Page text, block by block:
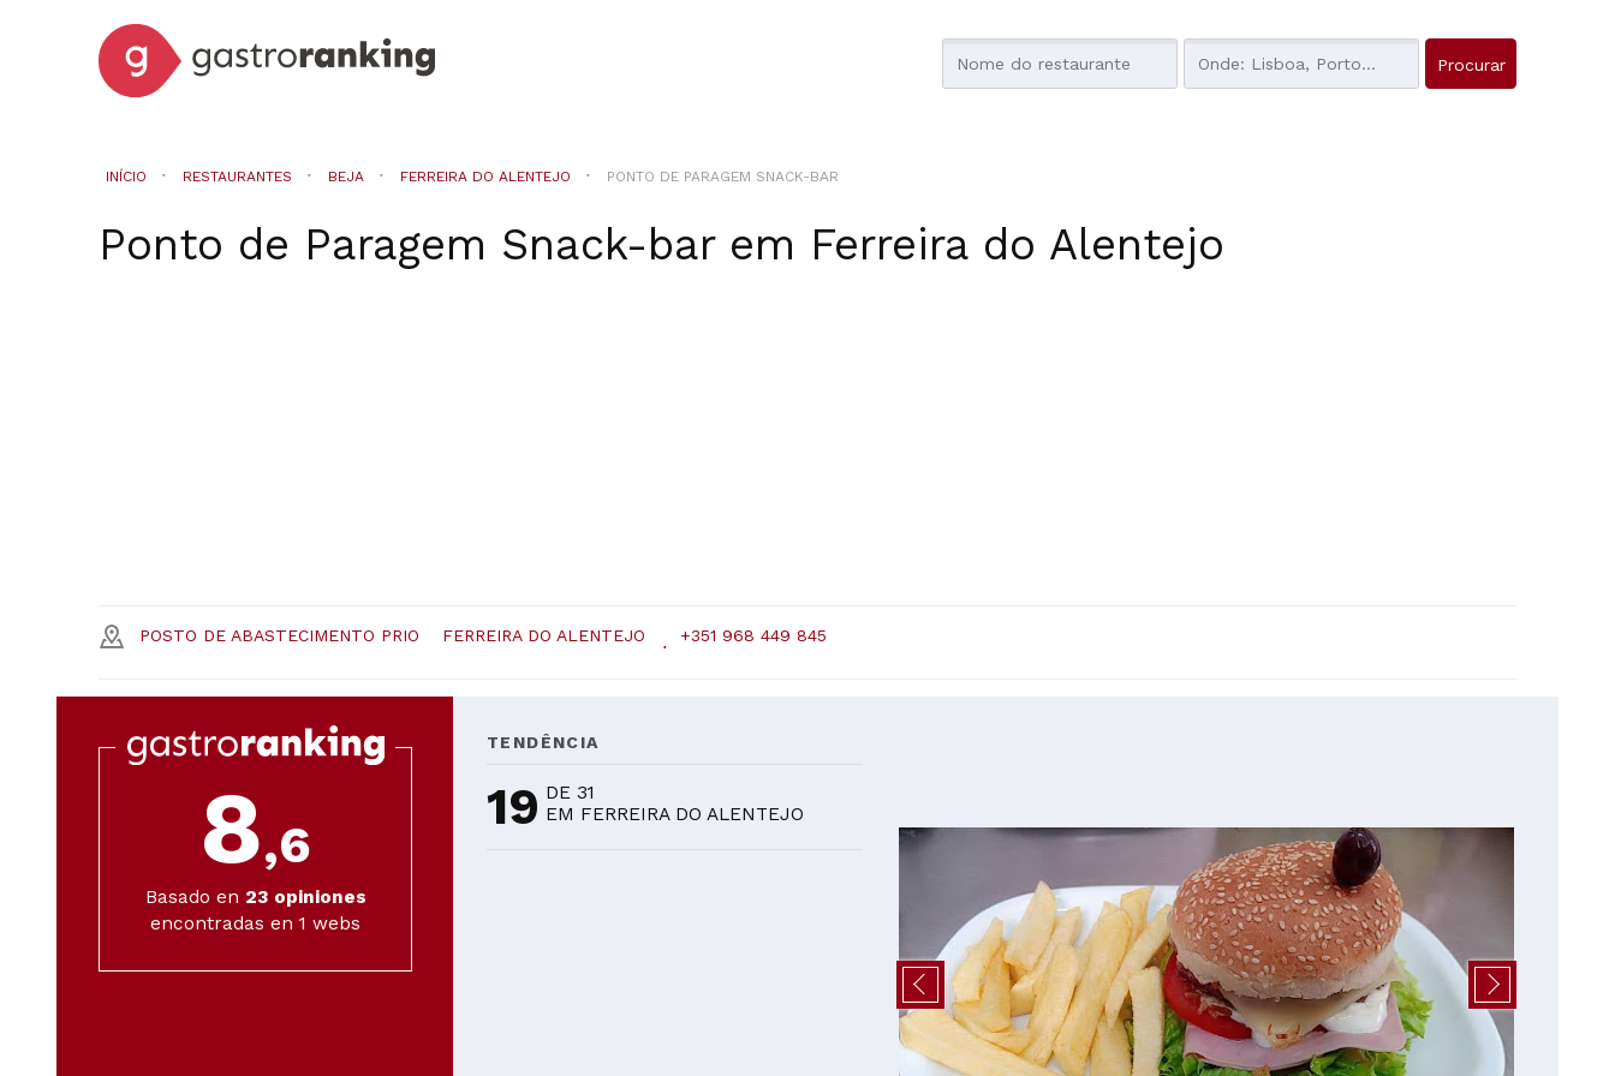
INÍCIO RESTAURANTES BEJA FERREIRA DO ALENTEJO PONTO DE PARAGEM SNACK-BAR
Ponto de Paragem Snack-barem Ferreira do Alentejo
POSTO DE ABASTECIMENTO PRIO FERREIRA DO ALENTEJO +351 968 449 845
8,6
Basado en 23 opiniones
encontradas en 1 webs
TENDÊNCIA
19 DE 31
EM FERREIRA DO ALENTEJO